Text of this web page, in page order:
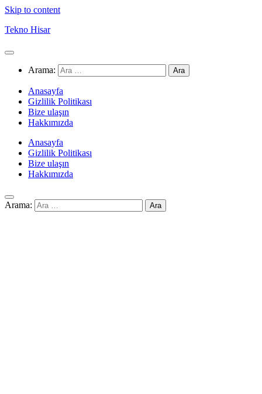
Skip to content
Tekno Hisar
Arama:
Anasayfa
Gizlilik Politikası
Bize ulaşın
Hakkımızda
Anasayfa
Gizlilik Politikası
Bize ulaşın
Hakkımızda
Arama: